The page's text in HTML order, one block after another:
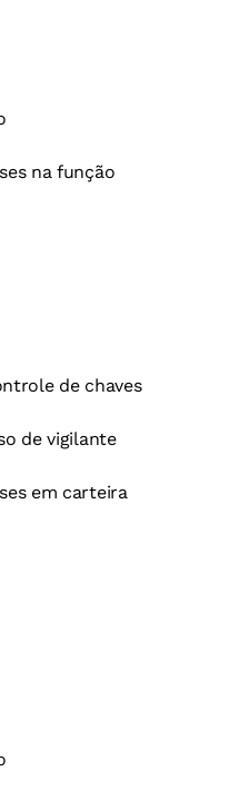
na função
de chaves
de vigilante
em carteira